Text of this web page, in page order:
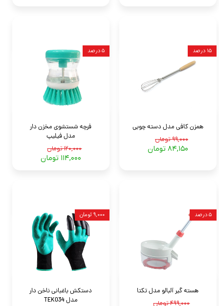
همزن کافی مدل دسته چوبی
۹۹,۰۰۰ تومان
۸۴,۱۵۰ تومان
۱۵ درصد
فرچه شستشوی مخزن دار
مدل فیلیپ
۱۲۰,۰۰۰ تومان
۱۱۴,۰۰۰ تومان
۵ درصد
هسته گیر آلبالو مدل تکتا
۴۹۹,۰۰۰ تومان
۵ درصد
دستکش باغبانی ناخن دار
مدل TEK034
۹,۰۰۰ تومان